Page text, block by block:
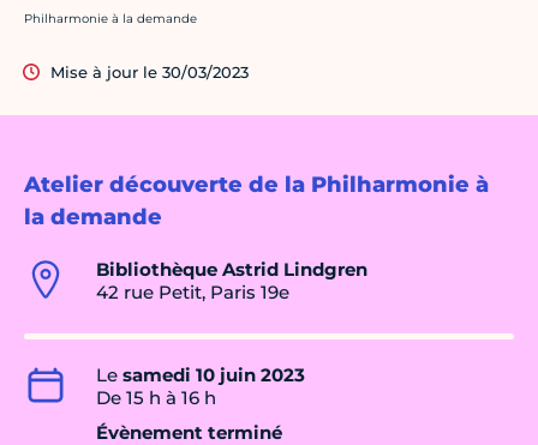
Atelier découverte de la Philharmonie à
la demande
Bibliothèque Astrid Lindgren
42 rue Petit, Paris 19e
Le samedi 10 juin 2023
De 15 h à 16 h
Évènement terminé
Crédit photo :
Philharmonie à la demande
Mise à jour le 30/03/2023